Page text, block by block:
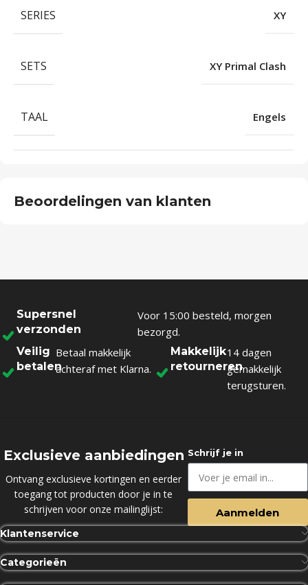
SERIES XY
SETS XY Primal Clash
TAAL Engels
Beoordelingen van klanten
Supersnel
verzonden
Voor 15:00 besteld, morgen
bezorgd.
Veilig
betalen
Betaal makkelijk
achteraf met Klarna.
Makkelijk
retourneren
14 dagen
gemakkelijk
terugsturen.
Exclusieve aanbiedingen
Ontvang exclusieve kortingen en eerder
toegang tot producten door je in te
schrijven voor onze mailinglijst:
Schrijf je in
Aanmelden
Klantenservice
Categorieën